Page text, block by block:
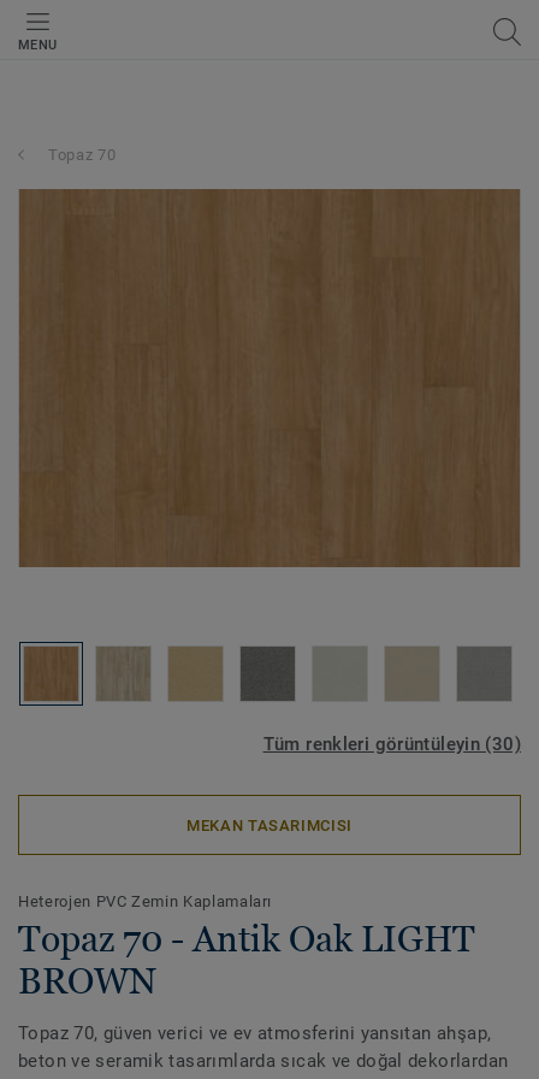
MENU
Topaz 70
Tüm renkleri görüntüleyin (30)
MEKAN TASARIMCISI
Heterojen PVC Zemin Kaplamaları
Topaz 70 - Antik Oak LIGHT
BROWN
Topaz 70, güven verici ve ev atmosferini yansıtan ahşap,
beton ve seramik tasarımlarda sıcak ve doğal dekorlardan